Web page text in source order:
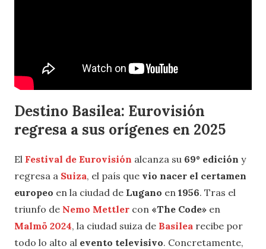
Destino Basilea: Eurovisión
regresa a sus orígenes en 2025
El Festival de Eurovisión alcanza su 69º edición y
regresa a Suiza, el país que vio nacer el certamen
europeo en la ciudad de Lugano en 1956. Tras el
triunfo de Nemo Mettler con «The Code» en
Malmö 2024, la ciudad suiza de Basilea recibe por
todo lo alto al evento televisivo. Concretamente,